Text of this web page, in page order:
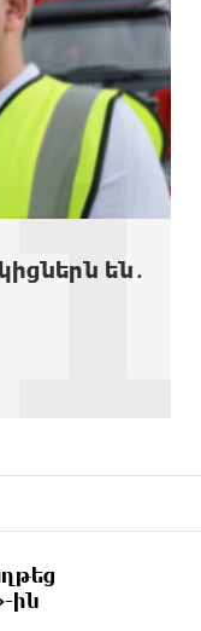
է
սարք
ին, 14-ին, 17-
հասցեներում
Կիևյան կամրջի
մարմին
18-ամյա
են ունեցել
ին
են․
ին